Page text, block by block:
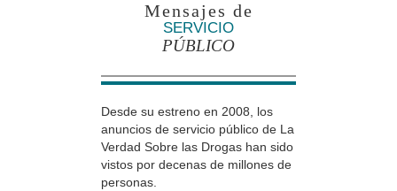
Mensajes de
SERVICIO
PÚBLICO
Desde su estreno en 2008, los
anuncios de servicio público de La
Verdad Sobre las Drogas han sido
vistos por decenas de millones de
personas.